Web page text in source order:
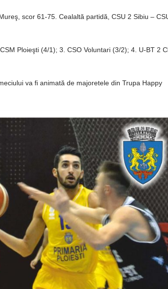
scor 61-75. Cealaltă partidă, CSU 2 Sibiu –
Ploieşti (4/1); 3. CSO Voluntari (3/2); 4. U-BT 2
va fi animată de majoretele din Trupa Happy